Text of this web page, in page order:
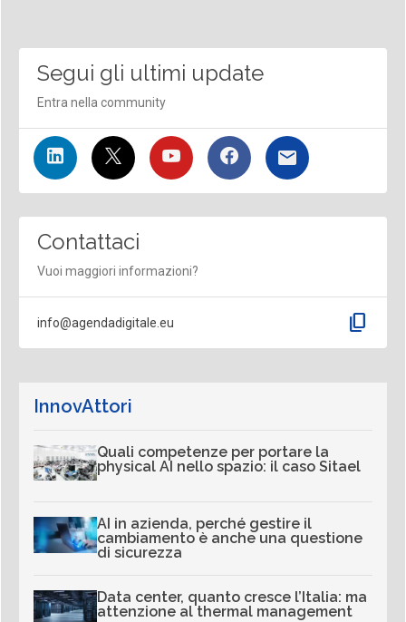
Segui gli ultimi update
Entra nella community
Contattaci
Vuoi maggiori informazioni?
info@agendadigitale.eu content_copy
InnovAttori
Quali competenze per portare la
physical AI nello spazio: il caso Sitael
AI in azienda, perché gestire il
cambiamento è anche una questione
di sicurezza
Data center, quanto cresce l’Italia: ma
attenzione al thermal management